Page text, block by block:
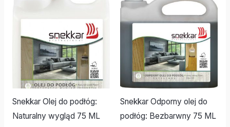
Snekkar Olej do podłóg:
Naturalny wygląd 75 ML
Snekkar Odporny olej do
podłóg: Bezbarwny 75 ML